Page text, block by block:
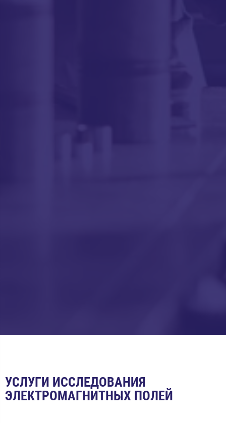
УСЛУГИ ИССЛЕДОВАНИЯ
ЭЛЕКТРОМАГНИТНЫХ ПОЛЕЙ